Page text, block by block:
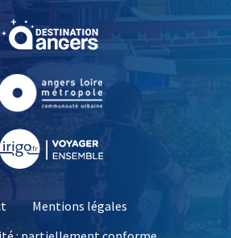
, Ouvre une nouvelle
, Ouvre une nouvelle
Mentions légales